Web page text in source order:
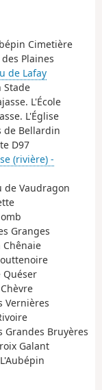
Cimetière
Plaines
de Lafay
Stade
L'École
L'Église
de Bellardin
D97
(rivière) -
de Vaudragon
Granges
Chênaie
Quéser
Vernières
Grandes Bruyères
Galant